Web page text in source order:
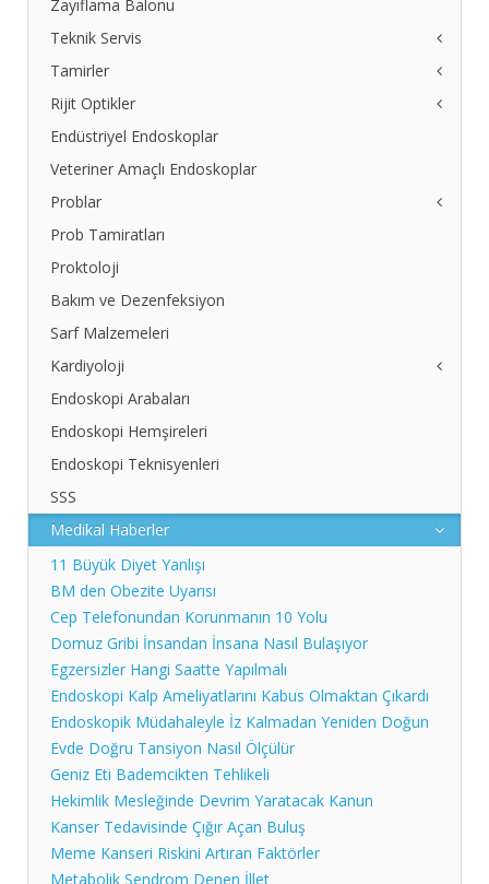
Kolonoskopi Nedir
Pulmoner Ödem Nedir
Safra Kesesi Taşları
Zayıflama Balonu
Teknik Servis
Teknik Servis Formu
Endoskop Prossesor Bağlantı Şeması
Tamirler
Endovizyon Tamirleri
Rijit Optikler
2. El Rijit Optikler
Arızalı Olanı Getirin, Yenisini Verelim
Endüstriyel Endoskoplar
Veteriner Amaçlı Endoskoplar
Problar
Tee Prob Tamiri
Tee Prob Tamiri 2
Ultrason Probları Fiyat Listesi
Prob Tamiratları
Proktoloji
Bakım ve Dezenfeksiyon
Sarf Malzemeleri
Kardiyoloji
Ekg
EKG - 60G
EKG-80-GL
EKG IKO 3
EKG 112 D
HB Monitörleri
Defibrilatör
CardioAid 200B
Holter
Efor Testi
Endoskopi Arabaları
Endoskopi Hemşireleri
Endoskopi Teknisyenleri
SSS
Medikal Haberler
11 Büyük Diyet Yanlışı
BM den Obezite Uyarısı
Cep Telefonundan Korunmanın 10 Yolu
Domuz Gribi İnsandan İnsana Nasıl Bulaşıyor
Egzersizler Hangi Saatte Yapılmalı
Endoskopi Kalp Ameliyatlarını Kabus Olmaktan Çıkardı
Endoskopik Müdahaleyle İz Kalmadan Yeniden Doğun
Evde Doğru Tansiyon Nasıl Ölçülür
Geniz Eti Bademcikten Tehlikeli
Hekimlik Mesleğinde Devrim Yaratacak Kanun
Kanser Tedavisinde Çığır Açan Buluş
Meme Kanseri Riskini Artıran Faktörler
Metabolik Sendrom Denen İllet